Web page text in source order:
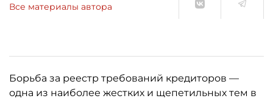
Все материалы автора
Борьба за реестр требований кредиторов —
одна из наиболее жестких и щепетильных тем в